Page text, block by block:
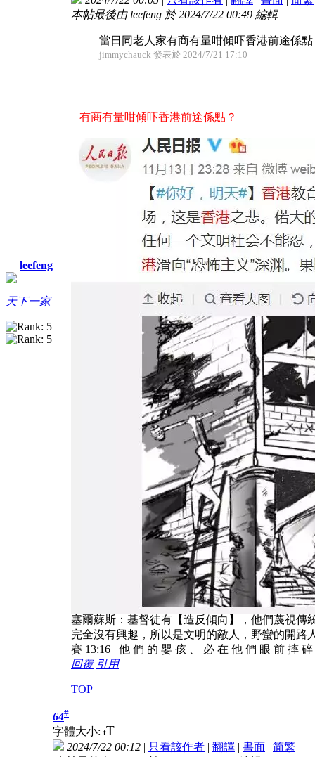
leefeng
天下一家
本帖最後由 leefeng 於 2024/7/22 00:49 編輯
當日同老人家有商有量咁傾吓香港前途係
jimmychauck 發表於 2024/7/21 17:10
有商有量咁傾吓香港前途係點？
塞爾蘇斯：基督徒有【造反傾向】，他們蔑視傳
完全沒有興趣，所以是文明的敵人，野蠻的開路
賽 13:16 他 們 的 嬰 孩 、 必 在 他 們 眼 前 摔
回覆 引用
TOP
64#
字體大小: tT
2024/7/22 00:12 | 只看該作者 | 翻譯 | 書面 | 简繁